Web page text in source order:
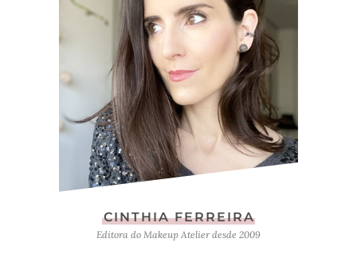
CINTHIA FERREIRA
Editora do Makeup Atelier desde 2009